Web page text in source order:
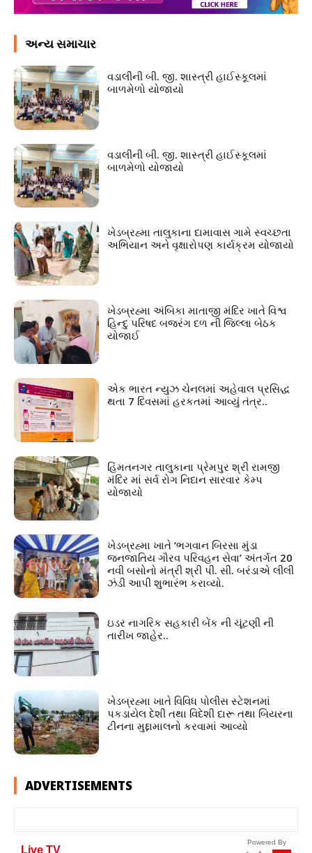
અન્ય સમાચાર
વડાલીની બી. જી. શાસ્ત્રી હાઈસ્કૂલમાં
બાળમેળો યોજાયો
વડાલીની બી. જી. શાસ્ત્રી હાઈસ્કૂલમાં
બાળમેળો યોજાયો
ખેડબ્રહ્મા તાલુકાના દામાવાસ ગામે સ્વચ્છતા
અભિયાન અને વૃક્ષારોપણ કાર્યક્રમ યોજાયો
ખેડબ્રહ્મા અંબિકા માતાજી મંદિર ખાતે વિશ્વ
હિન્દુ પરિષદ બજરંગ દળ ની જિલ્લા બેઠક
યોજાઈ
એક ભારત ન્યુઝ ચેનલમાં અહેવાલ પ્રસિદ્ધ
થતા 7 દિવસમાં હરકતમાં આવ્યું તંત્ર..
હિંમતનગર તાલુકાના પ્રેમપુર શ્રી રામજી
મંદિર માં સર્વ રોગ નિદાન સારવાર કેમ્પ
યોજાયો
ખેડબ્રહ્મા ખાતે ‘ભગવાન બિરસા મુંડા
જનજાતિય ગૌરવ પરિવહન સેવા’ અંતર્ગત 20
નવી બસોનો મંત્રી શ્રી પી. સી. બરંડાએ લીલી
ઝંડી આપી શુભારંભ કરાવ્યો.
ઇડર નાગરિક સહકારી બેંક ની ચૂંટણી ની
તારીખ જાહેર..
ખેડબ્રહ્મા ખાતે વિવિધ પોલીસ સ્ટેશનમાં
પકડાયેલ દેશી તથા વિદેશી દારૂ તથા બિયરના
ટીનના મુદ્દામાલનો કરવામાં આવ્યો
ADVERTISEMENTS